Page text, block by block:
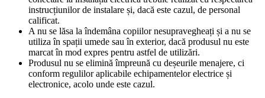
instrucțiunilor de instalare și, dacă este cazul, de personal
calificat.
A nu se lăsa la îndemâna copiilor nesupravegheați și a nu se
utiliza în spații umede sau în exterior, dacă produsul nu este
marcat în mod expres pentru astfel de utilizări.
Produsul nu se elimină împreună cu deșeurile menajere, ci
conform regulilor aplicabile echipamentelor electrice și
electronice, acolo unde este cazul.